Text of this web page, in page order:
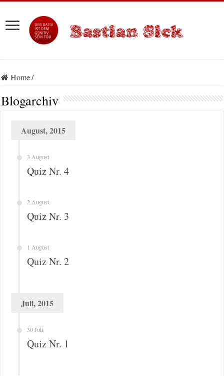
Home/
Blogarchiv
August, 2015
3 August
Quiz Nr. 4
2 August
Quiz Nr. 3
1 August
Quiz Nr. 2
Juli, 2015
30 Juli
Quiz Nr. 1